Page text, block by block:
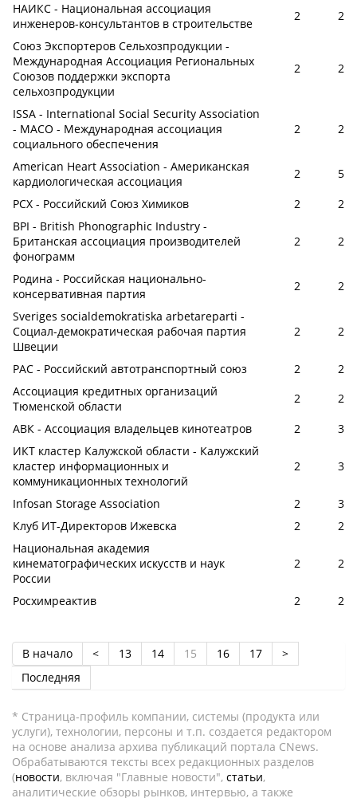
НАИКС - Национальная ассоциация
инженеров-консультантов в строительстве
2
2
Союз Экспортеров Сельхозпродукции -
Международная Ассоциация Региональных
Союзов поддержки экспорта
сельхозпродукции
2 2
ISSA - International Social Security Association
- МАСО - Международная ассоциация
социального обеспечения
2 2
American Heart Association - Американская
кардиологическая ассоциация
2
5
РСХ - Российский Союз Химиков
2
2
BPI - British Phonographic Industry -
Британская ассоциация производителей
фонограмм
2 2
Родина - Российская национально-
консервативная партия
2
2
Sveriges socialdemokratiska arbetareparti -
Социал-демократическая рабочая партия
Швеции
2 2
РАС - Российский автотранспортный союз 2
2
Ассоциация кредитных организаций
Тюменской области
2
2
АВК - Ассоциация владельцев кинотеатров
2
3
ИКТ кластер Калужской области - Калужский
кластер информационных и
коммуникационных технологий
2 3
Infosan Storage Association 2
3
Клуб ИТ-Директоров Ижевска
2
2
Национальная академия
кинематографических искусств и наук
России
2 2
Росхимреактив 2 2
В начало < 13 14 15 16 17
>
Последняя
* Страница-профиль компании, системы (продукта или
услуги), технологии, персоны и т.п. создается редактором
на основе анализа архива публикаций портала CNews.
Обрабатываются тексты всех редакционных разделов
(новости, включая "Главные новости", статьи,
аналитические обзоры рынков, интервью, а также